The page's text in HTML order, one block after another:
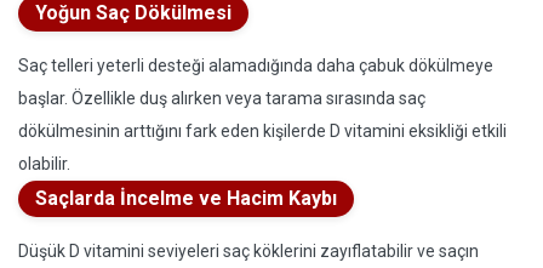
Yoğun Saç Dökülmesi
Saç telleri yeterli desteği alamadığında daha çabuk dökülmeye
başlar. Özellikle duş alırken veya tarama sırasında saç
dökülmesinin arttığını fark eden kişilerde D vitamini eksikliği etkili
olabilir.
Saçlarda İncelme ve Hacim Kaybı
Düşük D vitamini seviyeleri saç köklerini zayıflatabilir ve saçın